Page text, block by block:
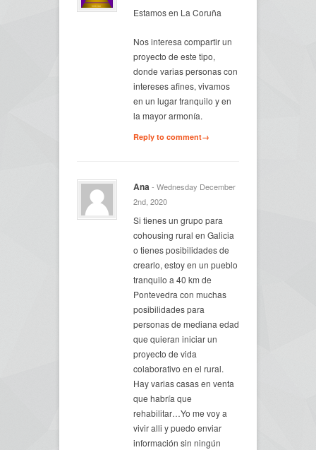
Estamos en La Coruña
Nos interesa compartir un
proyecto de este tipo,
donde varias personas con
intereses afines, vivamos
en un lugar tranquilo y en
la mayor armonía.
Reply to comment→
Ana- Wednesday December
2nd, 2020
Si tienes un grupo para
cohousing rural en Galicia
o tienes posibilidades de
crearlo, estoy en un pueblo
tranquilo a 40 km de
Pontevedra con muchas
posibilidades para
personas de mediana edad
que quieran iniciar un
proyecto de vida
colaborativo en el rural.
Hay varias casas en venta
que habría que
rehabilitar…Yo me voy a
vivir alli y puedo enviar
información sin ningún